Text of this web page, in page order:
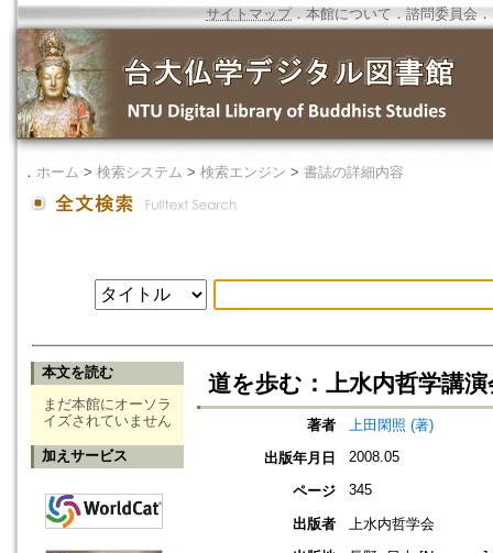
サイトマップ．本館について ． 諮問委員会 ．
． ホーム > 検索システム > 検索エンジン > 書誌の詳細内容
本文を読む
まだ本館にオーソラ
イズされていません
加えサービス
道を歩む：上水内哲学講演
著者
上田閑照 (著)
出版年月日
2008.05
ページ 345
出版者
上水内哲学会